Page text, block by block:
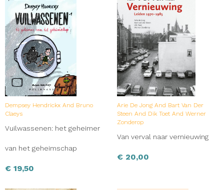
Dempsey Hendrickx And Bruno
Claeys
Vuilwassenen: het geheimer
van het geheimschap
€ 19,50
Arie De Jong And Bart Van Der
Steen And Dik Toet And Werner
Zonderop
Van verval naar vernieuwing
€ 20,00